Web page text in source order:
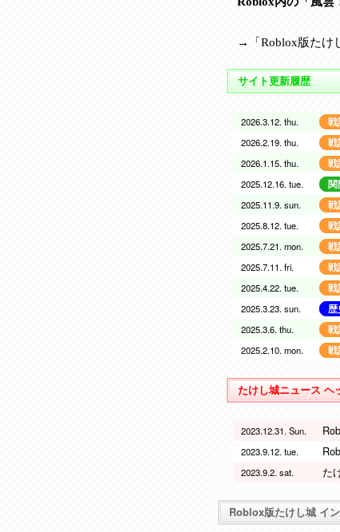
→ 「Roblox版た
サイト更新履歴
2026.3.12. thu. 戦
2026.2.19. thu. 戦
2026.1.15. thu. 戦
2025.12.16. tue. 関
2025.11.9. sun. 戦
2025.8.12. tue. 戦
2025.7.21. mon. 戦
2025.7.11. fri. 戦
2025.4.22. tue. 戦
2025.3.23. sun. 歴
2025.3.6. thu. 戦
2025.2.10. mon. 戦
たけし城ニュース ヘ
2023.12.31. Sun.
2023.9.12. tue.
2023.9.2. sat. た
Roblox版たけし城 イ